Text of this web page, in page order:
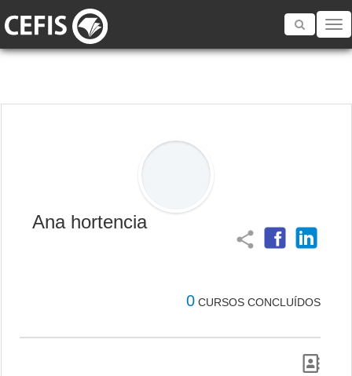
Toggle
Ana hortencia
share
0 CURSOS CONCLUÍDOS